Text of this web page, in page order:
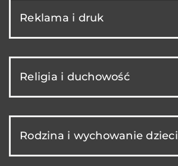
Reklama i druk
Religia i duchowość
Rodzina i wychowanie dzieci